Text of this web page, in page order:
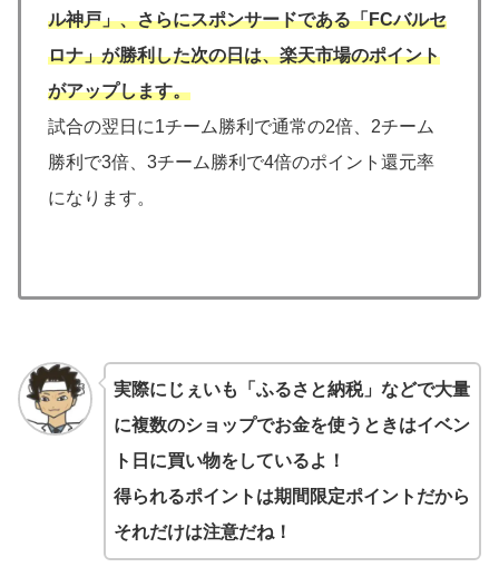
ル神戸」、さらにスポンサードである「FCバルセ
ロナ」が勝利した次の日は、楽天市場のポイント
がアップします。
試合の翌日に1チーム勝利で通常の2倍、2チーム
勝利で3倍、3チーム勝利で4倍のポイント還元率
になります。
実際にじぇいも「ふるさと納税」などで大量
に複数のショップでお金を使うときはイベン
ト日に買い物をしているよ！
得られるポイントは期間限定ポイントだから
それだけは注意だね！